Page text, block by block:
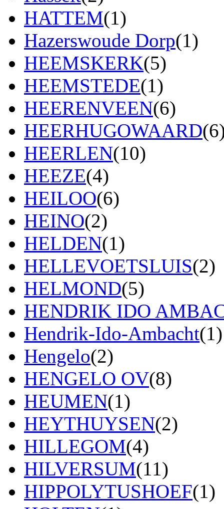
HATTEM(1)
Hazerswoude Dorp(1)
HEEMSKERK(5)
HEEMSTEDE(1)
HEERENVEEN(6)
HEERHUGOWAARD
HEERLEN(10)
HEEZE(4)
HEILOO(6)
HEINO(2)
HELDEN(1)
HELLEVOETSLUIS(2)
HELMOND(5)
HENDRIK IDO
Hendrik-Ido-Ambacht(1)
Hengelo(2)
HENGELO OV(8)
HEUMEN(1)
HEYTHUYSEN(2)
HILLEGOM(4)
HILVERSUM(11)
HIPPOLYTUSHOEF(1)